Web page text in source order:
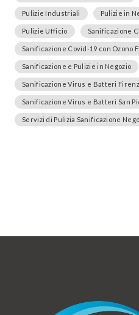
Pulizie Industriali Pulizie in
Pulizie Ufficio Sanificazione
Sanificazione Covid-19 con Ozono
Sanificazione e Pulizie in Negozio
Sanificazione Virus e Batteri
Sanificazione Virus e Batteri San
Servizi di Pulizia Sanificazione